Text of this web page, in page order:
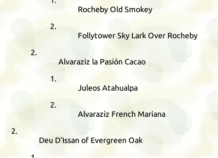
Rocheby Old Smokey
Follytower Sky Lark Over Rocheby
Alvaraziz la Pasión Cacao
Juleos Atahualpa
Alvaraziz French Mariana
Deu D'Issan of Evergreen Oak